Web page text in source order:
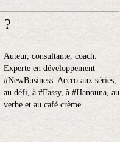
?
Auteur, consultante, coach.
Experte en développement
#NewBusiness. Accro aux séries,
au défi, à #Fassy, à #Hanouna, au
verbe et au café crème.